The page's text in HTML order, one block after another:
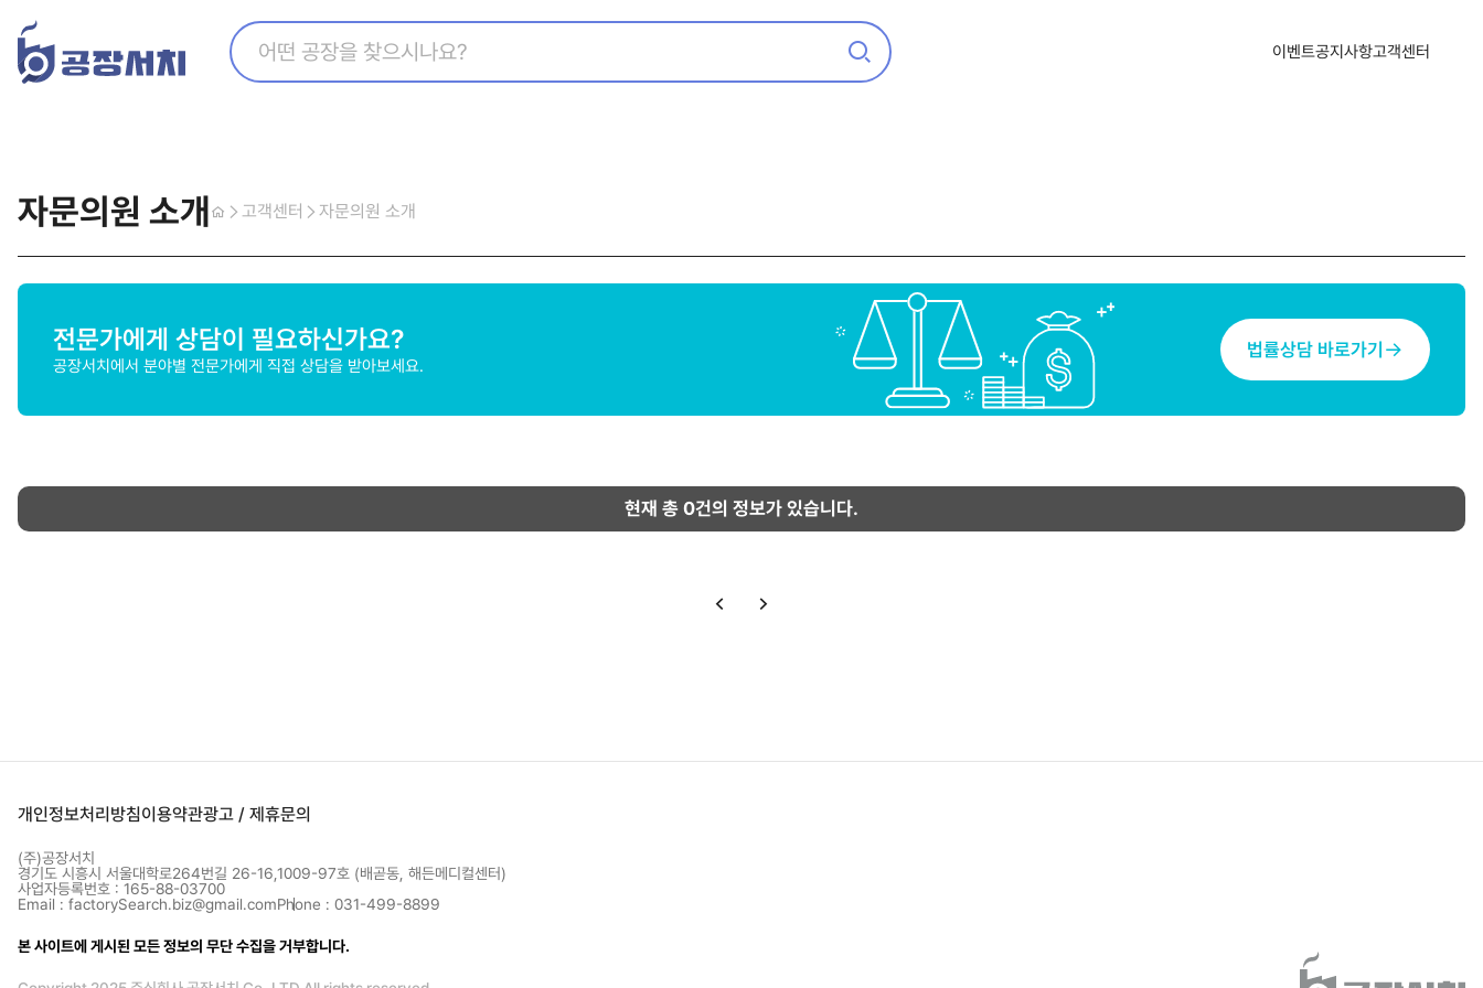
공장매매
추천영상
자문의원 소개
이벤트공지사항고객센터
자문의원 소개 고객센터 자문의원 소개
전문가에게 상담이 필요하신가요?
공장서치에서 분야별 전문가에게 직접 상담을 받아보세요.
법률상담 바로가기
현재 총 0건의 정보가 있습니다.
개인정보처리방침이용약관광고 / 제휴문의
(주)공장서치
경기도 시흥시 서울대학로264번길 26-16,1009-97호 (배곧동, 해든메디컬센터)
사업자등록번호 : 165-88-03700
Email : factorySearch.biz@gmail.comPhone : 031-499-8899
본 사이트에 게시된 모든 정보의 무단 수집을 거부합니다.